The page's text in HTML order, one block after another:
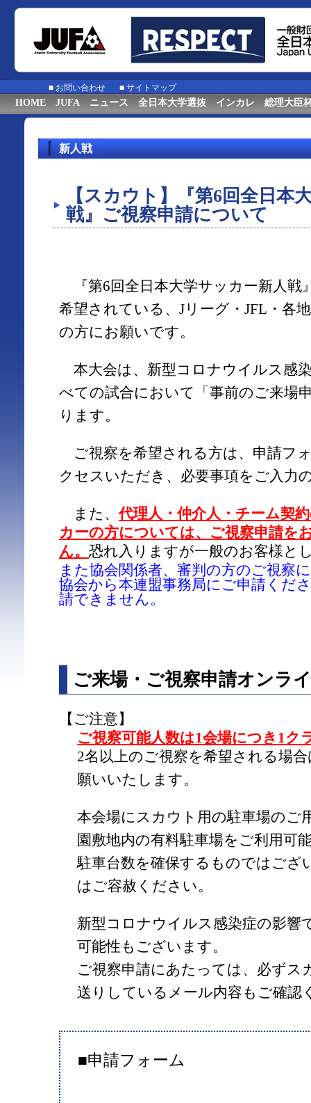
■ お問い合わせ ■ サイトマップ
HOME JUFA ニュース 全日本大学選抜 インカレ 総理大臣
新人戦
【スカウト】『第6回全⽇本
戦』ご視察申請について
『第6回全⽇本⼤学サッカー新⼈戦
希望されている、Jリーグ・JFL・各
の方にお願いです。
本大会は、新型コロナウイルス感
べての試合において「事前のご来場
ります。
ご視察を希望される方は、申請フ
クセスいただき、必要事項をご入力
また、代理人・仲介人・チーム契
カーの方については、ご視察申請を
ん。 恐れ入りますが一般のお客様と
また協会関係者、審判の方のご視察
協会から本連盟事務局にご申請くだ
請できません。
ご来場・ご視察申請オンラ
【ご注意】
ご視察可能人数は1会場につき1ク
2名以上のご視察を希望される場
願いいたします。
本会場にスカウト用の駐車場のご
園敷地内の有料駐車場をご利用可
駐車台数を確保するものではござ
はご容赦ください。
新型コロナウイルス感染症の影響
可能性もございます。
ご視察申請にあたっては、必ずス
送りしているメール内容もご確認
■申請フォーム